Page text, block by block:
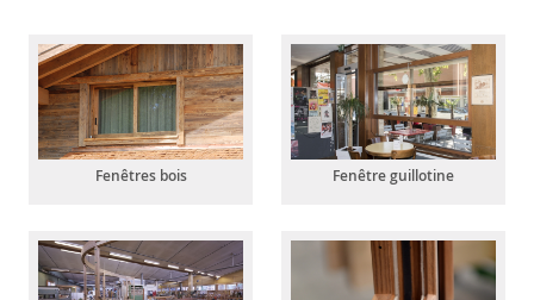
Fenêtres bois Fenêtre guillotine